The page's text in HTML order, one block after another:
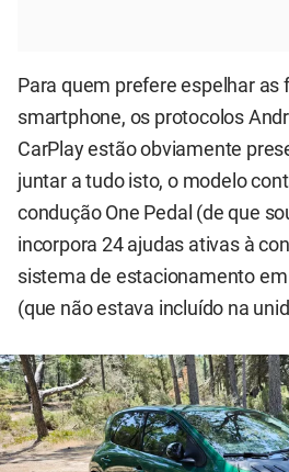
Para quem prefere espelhar as
smartphone, os protocolos
CarPlay estão obviamente
juntar a tudo isto, o modelo
condução One Pedal (de que
incorpora 24 ajudas ativas à
sistema de estacionamento
(que não estava incluído na